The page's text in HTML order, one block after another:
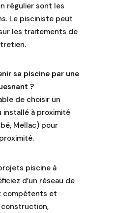
régulier sont les
Le pisciniste peut
les traitements de
sa piscine par une
?
de choisir un
installé à proximité
Mellac) pour
piscine à
d’un réseau de
compétents et